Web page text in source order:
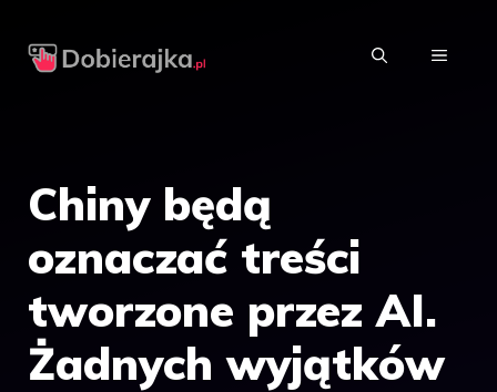
MENU
Chiny będą
oznaczać treści
tworzone przez AI.
Żadnych wyjątków